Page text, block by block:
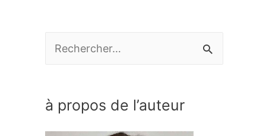
h
à propos de l’auteur